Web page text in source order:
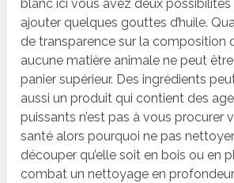
blanc ici vous avez deux
ajouter quelques gouttes d’huile.
de transparence sur la composition
aucune matière animale ne peut
panier supérieur. Des ingrédients
aussi un produit qui contient des
puissants n’est pas à vous procurer
santé alors pourquoi ne pas
découper qu’elle soit en bois ou en
combat un nettoyage en profondeur